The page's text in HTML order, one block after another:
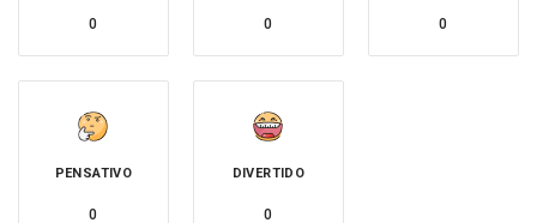
0 0 0
PENSATIVO
0
DIVERTIDO
0